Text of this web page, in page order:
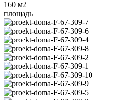
160 м2
площадь